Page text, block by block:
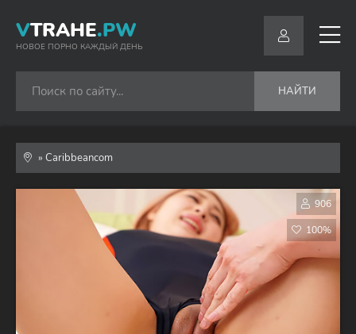
VTRAHE.PW
НОВОЕ ПОРНО КАЖДЫЙ ДЕНЬ
НАЙТИ
» Caribbeancom
906
100%